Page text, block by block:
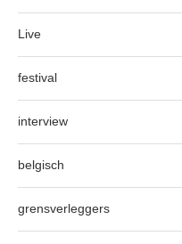
Live
festival
interview
belgisch
grensverleggers